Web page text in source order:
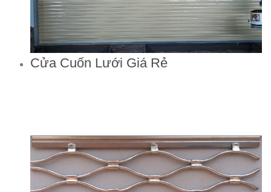
Cửa Cuốn Lưới Giá Rẻ